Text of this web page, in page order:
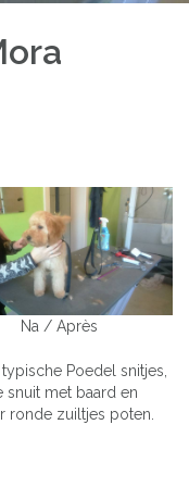
Na / Après
Poedel snitjes,
met baard en
ronde zuiltjes poten.